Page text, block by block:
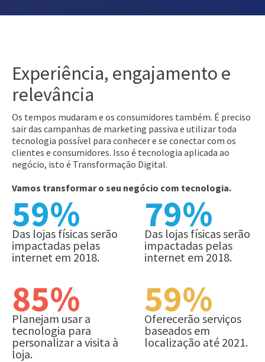
Experiência, engajamento e
relevância
Os tempos mudaram e os consumidores também. É preciso
sair das campanhas de marketing passiva e utilizar toda
tecnologia possível para conhecer e se conectar com os
clientes e consumidores. Isso é tecnologia aplicada ao
negócio, isto é Transformação Digital.
Vamos transformar o seu negócio com tecnologia.
59%
Das lojas físicas serão
impactadas pelas
internet em 2018.
79%
Das lojas físicas serão
impactadas pelas
internet em 2018.
85%
Planejam usar a
tecnologia para
personalizar a visita à
loja.
59%
Oferecerão serviços
baseados em
localização até 2021.